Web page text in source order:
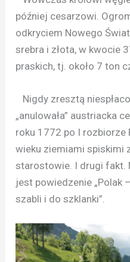
później cesarzowi.
odkryciem Nowego
srebra i złota, w kwocie
praskich, tj. około 7 ton
Nigdy zresztą
„anulowała” austriacka
roku 1772 po I rozbiorze
wieku ziemiami spiskimi
starostowie. I drugi fakt.
jest powiedzenie „Polak
szabli i do szklanki”.